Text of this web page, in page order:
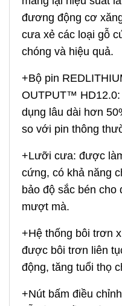
đương động cơ
cưa xẻ các loại gỗ
chóng và hiệu quả.
+Bộ pin
OUTPUT™
dụng lâu dài hơn
so với pin thông
+Lưỡi cưa: được
cứng, có khả năng
bảo độ sắc bén
mượt mà.
+Hệ thống bôi trơn
được bôi trơn liên
động, tăng tuổi thọ
+Nút bấm điều